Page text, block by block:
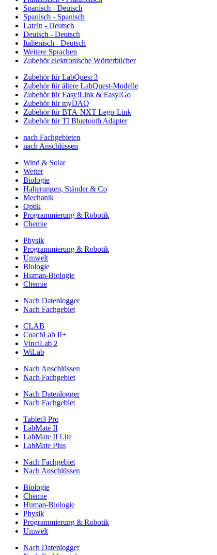
Spanisch - Deutsch
Spanisch - Spanisch
Latein - Deutsch
Deutsch - Deutsch
Italienisch - Deutsch
Weitere Sprachen
Zubehör elektronische Wörterbücher
Zubehör für LabQuest 3
Zubehör für ältere LabQuest-Modelle
Zubehör für Easy!Link & Easy!Go
Zubehör für myDAQ
Zubehör für BTA-NXT Lego-Link
Zubehör für TI Bluetooth Adapter
nach Fachgebieten
nach Anschlüssen
Wind & Solar
Wetter
Biologie
Halterungen, Ständer & Co
Mechanik
Optik
Programmierung & Robotik
Chemie
Physik
Programmierung & Robotik
Umwelt
Biologie
Human-Biologie
Chemie
Nach Datenlogger
Nach Fachgebiet
CLAB
CoachLab II+
VinciLab 2
WiLab
Nach Anschlüssen
Nach Fachgebiet
Nach Datenlogger
Nach Fachgebiet
Tablet3 Pro
LabMate II
LabMate II Lite
LabMate Plus
Nach Fachgebiet
Nach Anschlüssen
Biologie
Chemie
Human-Biologie
Physik
Programmierung & Robotik
Umwelt
Nach Datenlogger